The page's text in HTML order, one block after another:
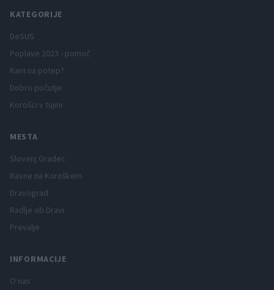
KATEGORIJE
DeSUS
Poplave 2023 - pomoč
Kam na potep?
Dobro počutje
Korošci v tujini
MESTA
Slovenj Gradec
Ravne na Koroškem
Dravograd
Radlje ob Dravi
Prevalje
INFORMACIJE
O nas